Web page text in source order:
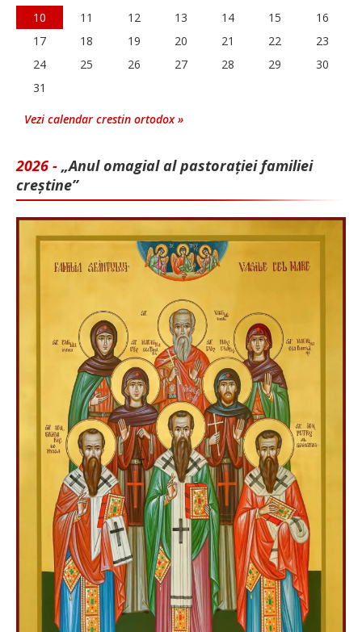
10
11 12 13 14 15
16
17
18 19 20 21 22
23
24
25 26 27 28 29
30
31
Vezi calendar crestin ortodox »
2026 - „Anul omagial al pastorației familiei
creștine”